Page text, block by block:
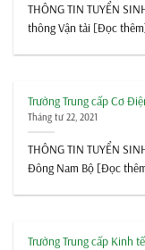
THÔNG TIN TUYỂN
thông Vận tải [Đọc
Trường Trung cấp Cơ
Tháng tư 22, 2021
THÔNG TIN TUYỂN
Đông Nam Bộ [Đọc
Trường Trung cấp Kinh